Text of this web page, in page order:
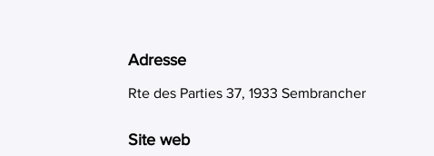
Adresse
Rte des Parties 37, 1933 Sembrancher
Site web